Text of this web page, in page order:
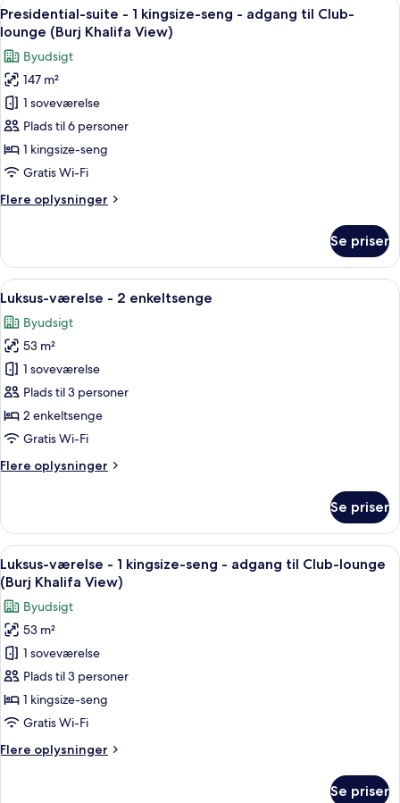
1
kingsize-
(Burj
Khalifa
View)
alle
billeder
af
Presidential-
suite
-
1
kingsize-
-
Club-
lounge
(Burj
Khalifa
View)
10
Presidential-suite - 1 kingsize-seng - adgang til Club-
lounge (Burj Khalifa View)
Byudsigt
147 m²
1 soveværelse
Plads til 6 personer
1 kingsize-seng
Gratis Wi-Fi
Flere oplysninger
Flere
suite
1
seng
adgang
til
Club-
lounge
(Burj
Khalifa
Se priser
Indlæs
alle
billeder
af
Luksus-
værelse
-
2
Et hotelværelse med to senge, et
8
Luksus-værelse - 2 enkeltsenge
Byudsigt
53 m²
1 soveværelse
Plads til 3 personer
2 enkeltsenge
Gratis Wi-Fi
Flere oplysninger
Flere
værelse
2
enkeltsenge
Se priser
Indlæs
alle
billeder
af
Luksus-
værelse
-
1
kingsize-
-
Luksus-værelse - 1 kingsize-seng -
12
Luksus-værelse - 1 kingsize-seng - adgang til Club-lounge
(Burj Khalifa View)
Byudsigt
53 m²
1 soveværelse
Plads til 3 personer
1 kingsize-seng
Gratis Wi-Fi
Flere oplysninger
Flere
Se priser